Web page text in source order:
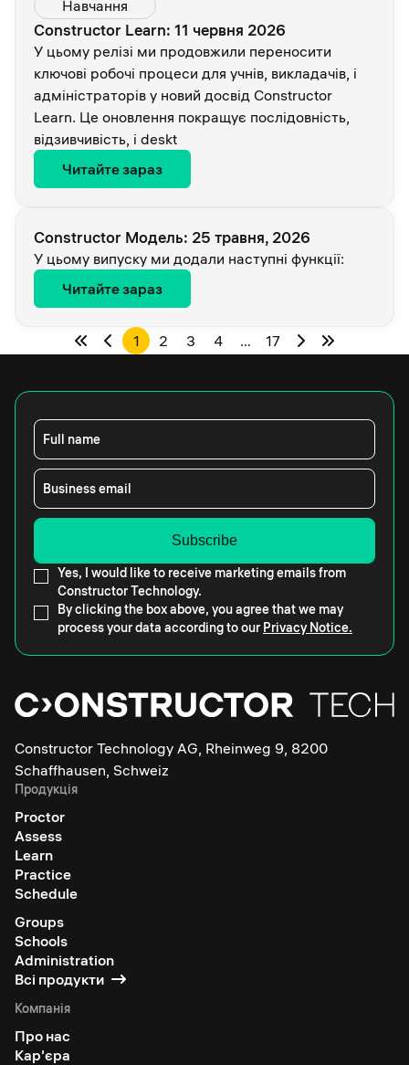
Навчання
Constructor Learn: 11 червня 2026
У цьому релізі ми продовжили переносити
ключові робочі процеси для учнів, викладачів, і
адміністраторів у новий досвід Constructor
Learn. Це оновлення покращує послідовність,
відзивчивість, і deskt
Читайте зараз
Constructor Модель: 25 травня, 2026
У цьому випуску ми додали наступні функції:
Читайте зараз
1 2 3 4 … 17
Full name
Business email
Yes, I would like to receive marketing emails from
Constructor Technology.
By clicking the box above, you agree that we may
process your data according to our Privacy Notice.
Constructor Technology AG, Rheinweg 9, 8200
Schaffhausen, Schweiz
Продукція
Proctor
Assess
Learn
Practice
Schedule
Groups
Schools
Administration
Всі продукти
Компанія
Про нас
Кар'єра